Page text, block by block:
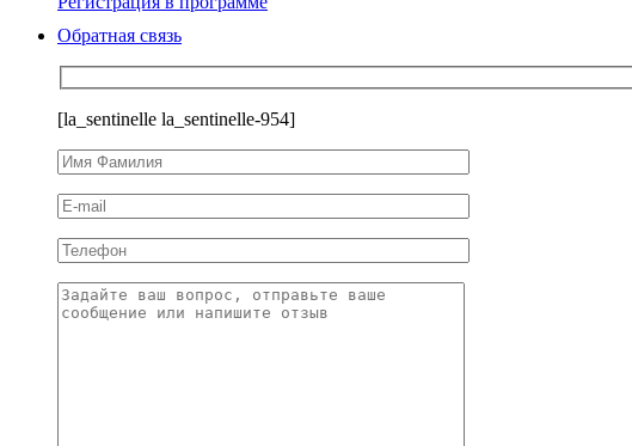
Обратная связь
[la_sentinelle la_sentinelle-954]